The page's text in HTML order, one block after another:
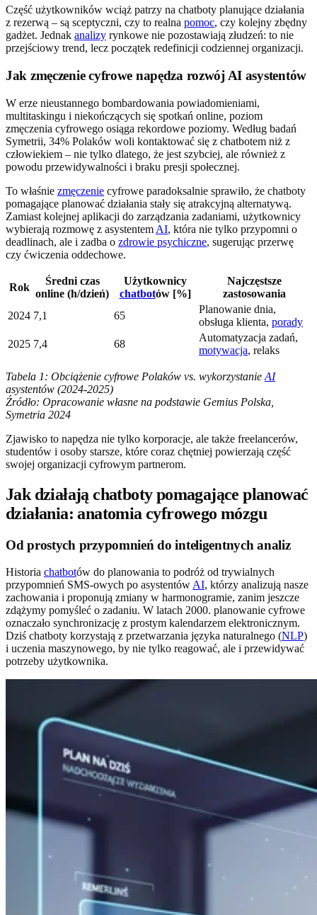
Część użytkowników wciąż patrzy na chatboty planujące działania
z rezerwą – są sceptyczni, czy to realna pomoc, czy kolejny zbędny
gadżet. Jednak analizy rynkowe nie pozostawiają złudzeń: to nie
przejściowy trend, lecz początek redefinicji codziennej organizacji.
Jak zmęczenie cyfrowe napędza rozwój AI asystentów
W erze nieustannego bombardowania powiadomieniami,
multitaskingu i niekończących się spotkań online, poziom
zmęczenia cyfrowego osiąga rekordowe poziomy. Według badań
Symetrii, 34% Polaków woli kontaktować się z chatbotem niż z
człowiekiem – nie tylko dlatego, że jest szybciej, ale również z
powodu przewidywalności i braku presji społecznej.
To właśnie zmęczenie cyfrowe paradoksalnie sprawiło, że chatboty
pomagające planować działania stały się atrakcyjną alternatywą.
Zamiast kolejnej aplikacji do zarządzania zadaniami, użytkownicy
wybierają rozmowę z asystentem AI, która nie tylko przypomni o
deadlinach, ale i zadba o zdrowie psychiczne, sugerując przerwę
czy ćwiczenia oddechowe.
Rok
Średni czas
online (h/dzień)
Użytkownicy
chatbotów [%]
Najczęstsze
zastosowania
2024 7,1 65
Planowanie dnia,
obsługa klienta, porady
2025 7,4 68
Automatyzacja zadań,
motywacja, relaks
Tabela 1: Obciążenie cyfrowe Polaków vs. wykorzystanie AI
asystentów (2024-2025)
Źródło: Opracowanie własne na podstawie Gemius Polska,
Symetria 2024
Zjawisko to napędza nie tylko korporacje, ale także freelancerów,
studentów i osoby starsze, które coraz chętniej powierzają część
swojej organizacji cyfrowym partnerom.
Jak działają chatboty pomagające planować
działania: anatomia cyfrowego mózgu
Od prostych przypomnień do inteligentnych analiz
Historia chatbotów do planowania to podróż od trywialnych
przypomnień SMS-owych po asystentów AI, którzy analizują nasze
zachowania i proponują zmiany w harmonogramie, zanim jeszcze
zdążymy pomyśleć o zadaniu. W latach 2000. planowanie cyfrowe
oznaczało synchronizację z prostym kalendarzem elektronicznym.
Dziś chatboty korzystają z przetwarzania języka naturalnego (NLP)
i uczenia maszynowego, by nie tylko reagować, ale i przewidywać
potrzeby użytkownika.